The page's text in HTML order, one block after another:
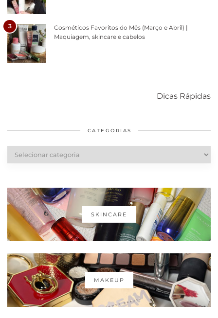
3
Cosméticos Favoritos do Mês (Março e Abril) |
Maquiagem, skincare e cabelos
Dicas Rápidas
diários
cabelos
CATEGORIAS
Categorias
SKINCARE
MAKEUP